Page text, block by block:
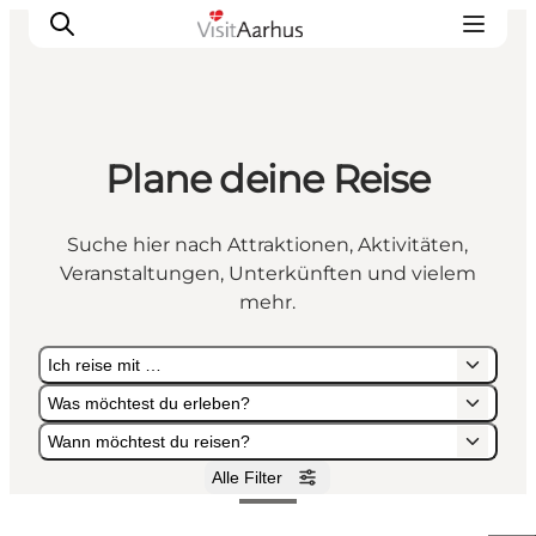
Sehen und erleben
Veranstaltungen
Städte und Regionen
Plane deine Reise
Suche hier nach Attraktionen, Aktivitäten,
Veranstaltungen, Unterkünften und vielem
mehr.
Ich reise mit …
Was möchtest du erleben?
Wann möchtest du reisen?
Alle Filter